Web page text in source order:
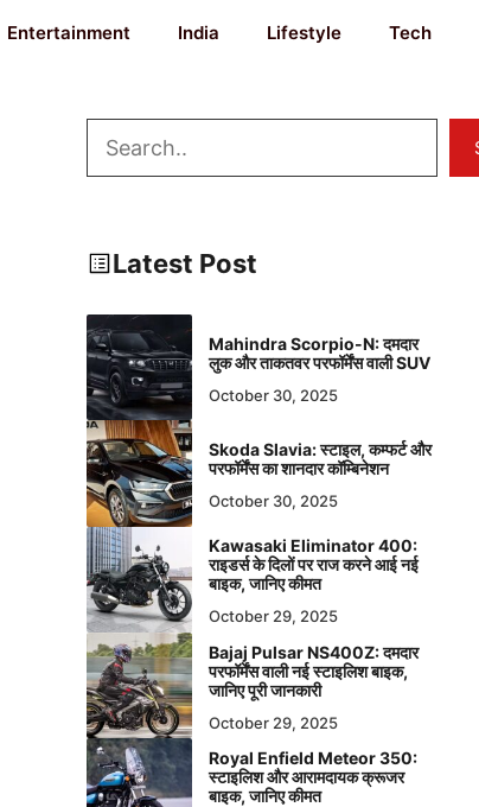
Entertainment India Lifestyle Tech
Search
Latest Post
Mahindra Scorpio-N: दमदार
लुक और ताकतवर परफॉर्मेंस वाली SUV
October 30, 2025
Skoda Slavia: स्टाइल, कम्फर्ट और
परफॉर्मेंस का शानदार कॉम्बिनेशन
October 30, 2025
Kawasaki Eliminator 400:
राइडर्स के दिलों पर राज करने आई नई
बाइक, जानिए कीमत
October 29, 2025
Bajaj Pulsar NS400Z: दमदार
परफॉर्मेंस वाली नई स्टाइलिश बाइक,
जानिए पूरी जानकारी
October 29, 2025
Royal Enfield Meteor 350:
स्टाइलिश और आरामदायक क्रूजर
बाइक, जानिए कीमत